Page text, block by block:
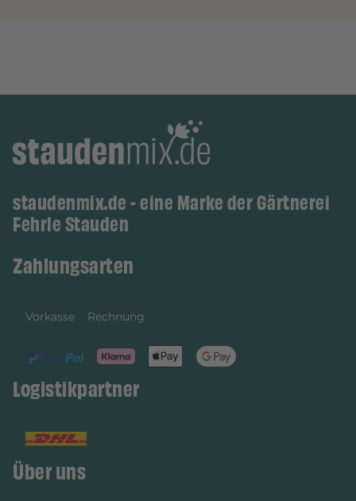
staudenmix.de - eine Marke der Gärtnerei
Fehrle Stauden
Zahlungsarten
Vorkasse Rechnung
Logistikpartner
Über uns